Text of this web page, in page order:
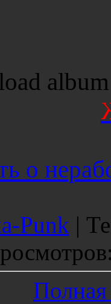
о
Punk |
Полная